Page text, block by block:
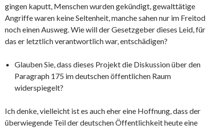
gingen kaputt, Menschen wurden gekündigt, gewalttätige
Angriffe waren keine Seltenheit, manche sahen nur im Freitod
noch einen Ausweg. Wie will der Gesetzgeber dieses Leid, für
das er letztlich verantwortlich war, entschädigen?
Glauben Sie, dass dieses Projekt die Diskussion über den
Paragraph 175 im deutschen öffentlichen Raum
widerspiegelt?
Ich denke, vielleicht ist es auch eher eine Hoffnung, dass der
überwiegende Teil der deutschen Öffentlichkeit heute eine